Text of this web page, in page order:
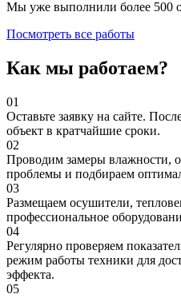
Мы уже выполнили более 500
Посмотреть все работы
Как мы работаем?
01
Оставьте заявку на сайте.
объект в кратчайшие сроки.
02
Проводим замеры влажности,
проблемы и подбираем
03
Размещаем осушители,
профессиональное
04
Регулярно проверяем
режим работы техники для
эффекта.
05